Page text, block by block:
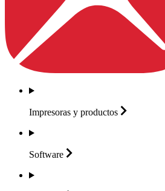
Impresoras y productos
Software